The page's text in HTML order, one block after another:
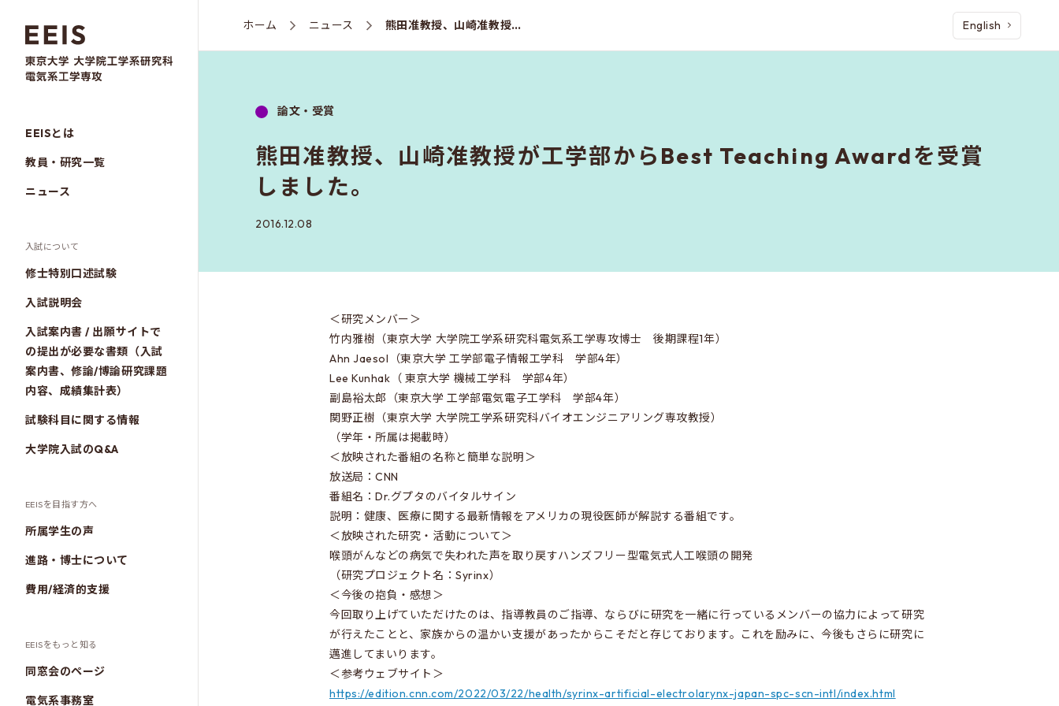
EEISとは
教員・研究一覧
ニュース
入試について
修士特別口述試験
入試説明会
入試案内書 / 出願サイトで
の提出が必要な書類（入試
案内書、修論/博論研究課題
内容、成績集計表）
試験科目に関する情報
大学院入試のQ&A
EEISを目指す方へ
所属学生の声
進路・博士について
費用/経済的支援
EEISをもっと知る
同窓会のページ
電気系事務室
ホーム ニュース 熊田准教授、山崎准教授が工学部からBest Teaching Awardを受賞しました。 English
熊田准教授、山崎准教授が工学部からBest Teaching Awardを受賞
しました。
論文・受賞
2016.12.08
＜研究メンバー＞
竹内雅樹（東京大学 大学院工学系研究科電気系工学専攻博士 後期課程1年）
Ahn Jaesol（東京大学 工学部電子情報工学科 学部4年）
Lee Kunhak（ 東京大学 機械工学科 学部4年）
副島裕太郎（東京大学 工学部電気電子工学科 学部4年）
関野正樹（東京大学 大学院工学系研究科バイオエンジニアリング専攻教授）
（学年・所属は掲載時）
＜放映された番組の名称と簡単な説明＞
放送局：CNN
番組名：Dr.グプタのバイタルサイン
説明：健康、医療に関する最新情報をアメリカの現役医師が解説する番組です。
＜放映された研究・活動について＞
喉頭がんなどの病気で失われた声を取り戻すハンズフリー型電気式人工喉頭の開発
（研究プロジェクト名：Syrinx）
＜今後の抱負・感想＞
今回取り上げていただけたのは、指導教員のご指導、ならびに研究を一緒に行っているメンバーの協力によって研究
が行えたことと、家族からの温かい支援があったからこそだと存じております。これを励みに、今後もさらに研究に
邁進してまいります。
＜参考ウェブサイト＞
https://edition.cnn.com/2022/03/22/health/syrinx-artificial-electrolarynx-japan-spc-scn-intl/index.html